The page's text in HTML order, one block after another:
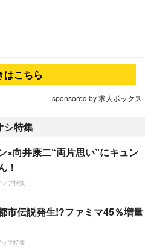
はこちら
sponsored by 求人ボックス
シ特集
×向井康二“両片思い”にキュン
！
プ特集
市伝説発生!?ファミマ45％増量
プ特集